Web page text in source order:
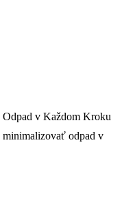
minimalizovať odpad v